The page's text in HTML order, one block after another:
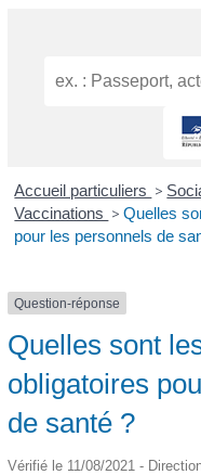
Accueil particuliers >
Vaccinations > Quelles
pour les personnels de
Question-réponse
Quelles sont
obligatoires
de santé ?
Vérifié le 11/08/2021 -